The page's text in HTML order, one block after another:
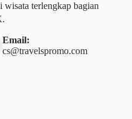
terlengkap bagian
Email:
cs@travelspromo.com